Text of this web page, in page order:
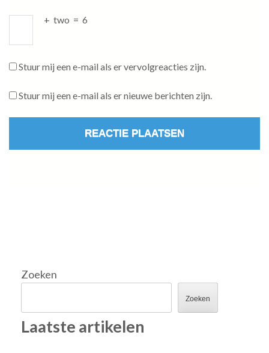
+ two = 6
Stuur mij een e-mail als er vervolgreacties zijn.
Stuur mij een e-mail als er nieuwe berichten zijn.
Zoeken
Zoeken
Laatste artikelen